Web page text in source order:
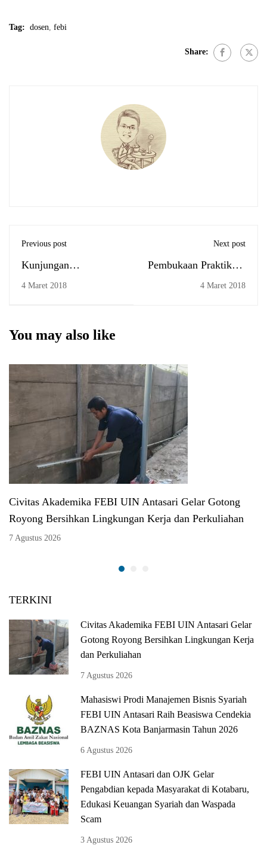
Tag: dosen febi
Share:
Previous post
Kunjungan
Perbendaharaan
4 Maret 2018
Next post
Pembukaan Praktikum
B Jur. Perbankan
4 Maret 2018
You may also like
Civitas Akademika FEBI UIN Antasari Gelar Gotong
Royong Bersihkan Lingkungan Kerja dan Perkuliahan
7 Agustus 2026
TERKINI
Civitas Akademika FEBI UIN Antasari Gelar
Gotong Royong Bersihkan Lingkungan Kerja
dan Perkuliahan
7 Agustus 2026
Mahasiswi Prodi Manajemen Bisnis Syariah
FEBI UIN Antasari Raih Beasiswa Cendekia
BAZNAS Kota Banjarmasin Tahun 2026
6 Agustus 2026
FEBI UIN Antasari dan OJK Gelar
Pengabdian kepada Masyarakat di Kotabaru,
Edukasi Keuangan Syariah dan Waspada
Scam
3 Agustus 2026